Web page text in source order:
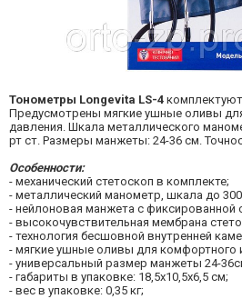
Тонометры Longevita LS-4
Предусмотрены мягкие ушные оливы
давления. Шкала металлического
рт ст. Размеры манжеты: 24-36 см.
Особенности:
- механический стетоскоп в комплекте;
- металлический манометр, шкала до
- нейлоновая манжета с фиксированной
- высокочувствительная мембрана
- технология бесшовной внутренней
- мягкие ушные оливы для комфортного
- универсальный размер манжеты 24-
- габариты в упаковке: 18,5х10,5х6,5 см;
- вес в упаковке: 0,35 кг;